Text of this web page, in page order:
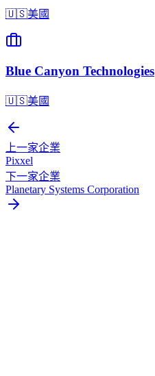
🇺🇸美國
Blue Canyon Technologies
🇺🇸美國
上一家企業
Pixxel
下一家企業
Planetary Systems Corporation